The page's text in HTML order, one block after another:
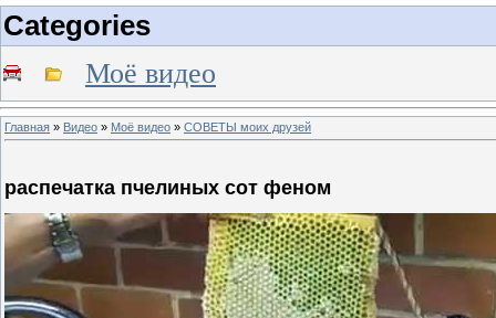
Categories
Моё видео
Главная » Видео » Моё видео » СОВЕТЫ моих друзей
распечатка пчелиных сот феном